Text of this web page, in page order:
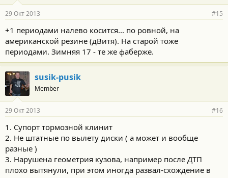
29 Окт 2013 #15
+1 периодами налево косится... по ровной, на
американской резине (дВитя). На старой тоже
периодами. Зимняя 17 - те же фаберже.
susik-pusik
Member
29 Окт 2013 #16
1. Супорт тормозной клинит
2. Не штатные по вылету диски ( а может и вообще
разные )
3. Нарушена геометрия кузова, например после ДТП
плохо вытянули, при этом иногда развал-схождение в